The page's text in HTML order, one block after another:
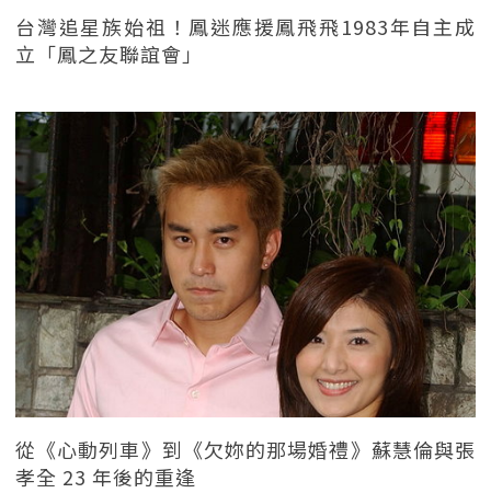
台灣追星族始祖！鳳迷應援鳳飛飛1983年自主成
立「鳳之友聯誼會」
從《心動列車》到《欠妳的那場婚禮》蘇慧倫與張
孝全 23 年後的重逢